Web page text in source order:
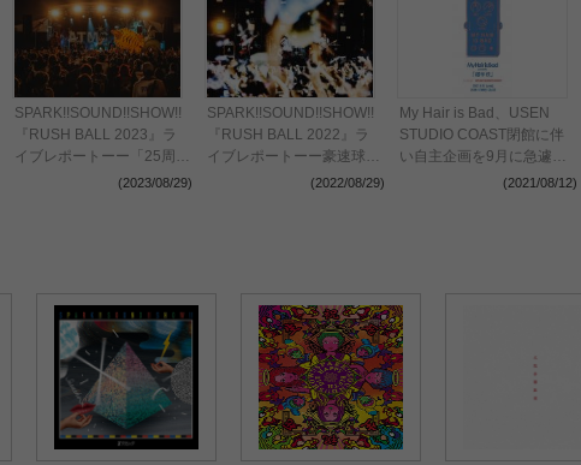
SPARK!!SOUND!!SHOW!!
『RUSH BALL 2023』ラ
イブレポートーー「25周年
の打ち上げ始めます！」
(2023/08/29)
SPARK!!SOUND!!SHOW!!
『RUSH BALL 2022』ラ
イブレポートーー豪速球の
サウンドが会場をひとつに
(2022/08/29)
My Hair is Bad、USEN
STUDIO COAST閉館に伴
い自主企画を9月に急遽開
催 スサシとyonigeも出演
(2021/08/12)